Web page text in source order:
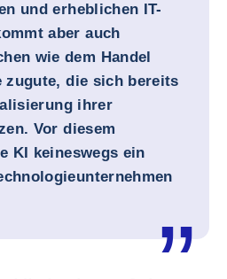
und erheblichen IT-
aber auch
wie dem Handel
zugute, die sich bereits
ihrer
Vor diesem
KI keineswegs ein